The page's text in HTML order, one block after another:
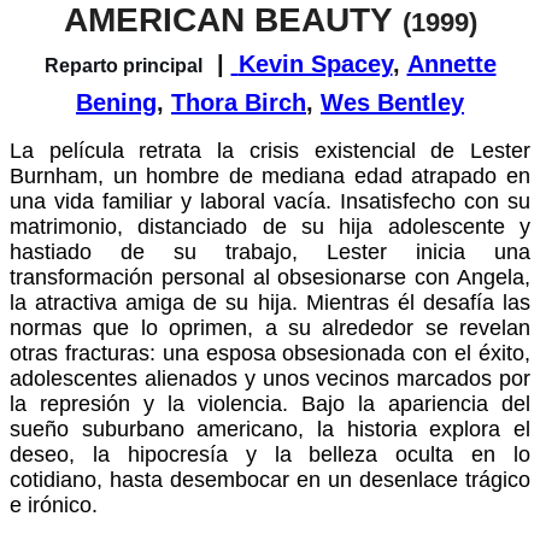
AMERICAN BEAUTY (1999)
Reparto principal | Kevin Spacey, Annette
Bening, Thora Birch, Wes Bentley
La película retrata la crisis existencial de Lester
Burnham, un hombre de mediana edad atrapado en
una vida familiar y laboral vacía. Insatisfecho con su
matrimonio, distanciado de su hija adolescente y
hastiado de su trabajo, Lester inicia una
transformación personal al obsesionarse con Angela,
la atractiva amiga de su hija. Mientras él desafía las
normas que lo oprimen, a su alrededor se revelan
otras fracturas: una esposa obsesionada con el éxito,
adolescentes alienados y unos vecinos marcados por
la represión y la violencia. Bajo la apariencia del
sueño suburbano americano, la historia explora el
deseo, la hipocresía y la belleza oculta en lo
cotidiano, hasta desembocar en un desenlace trágico
e irónico.